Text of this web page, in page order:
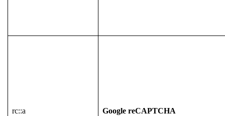
rc::a Google reCAPTCHA